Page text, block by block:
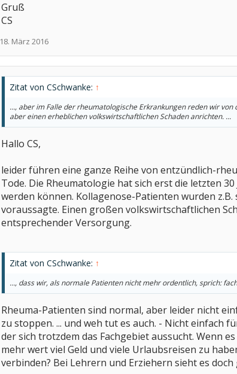
Gruß
CS
18. März 2016
Zitat von CSchwanke: ↑
..., aber im Falle der rheumatologische Erkrankungen reden wir
aber einen erheblichen volkswirtschaftlichen Schaden anrichten. ...
Hallo CS,
leider führen eine ganze Reihe von entzündlich-
Tode. Die Rheumatologie hat sich erst die letzten
werden können. Kollagenose-Patienten wurden
voraussagte. Einen großen volkswirtschaftlichen
entsprechender Versorgung.
Zitat von CSchwanke: ↑
..., dass wir, als normale Patienten nicht mehr ordentlich, sprich:
Rheuma-Patienten sind normal, aber leider nicht
zu stoppen. ... und weh tut es auch. - Nicht einfach
der sich trotzdem das Fachgebiet aussucht. Wenn
mehr wert viel Geld und viele Urlaubsreisen zu
verbinden? Bei Lehrern und Erziehern sieht es doch